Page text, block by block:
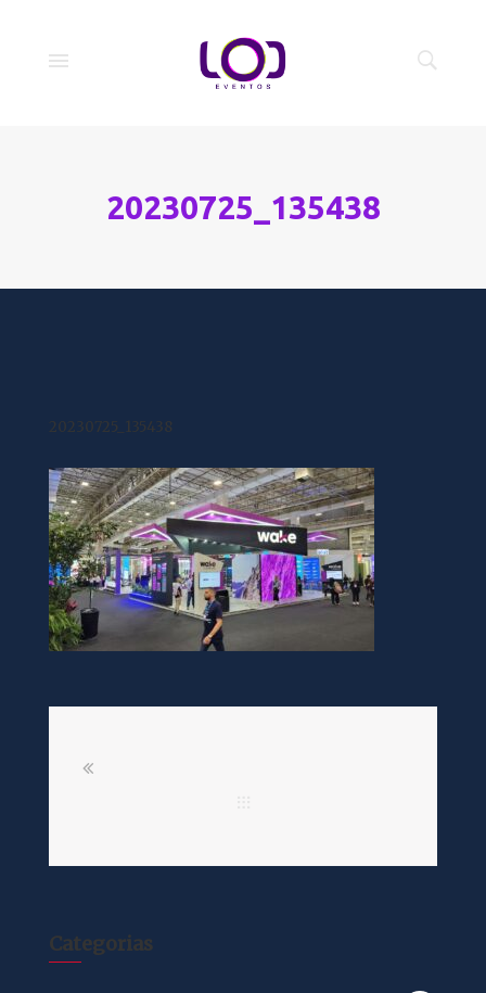
20230725_135438
20230725_135438
Categorias